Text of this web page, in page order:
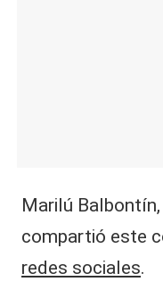
Marilú
compartió este
redes sociales.